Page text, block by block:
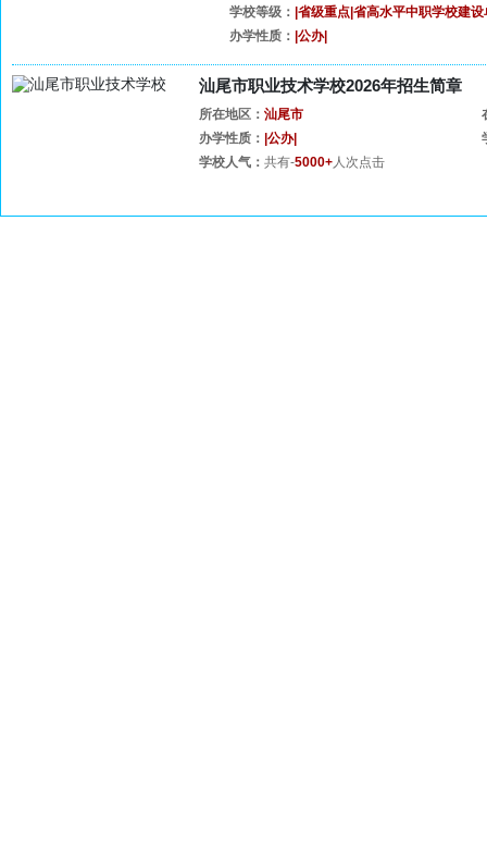
学校等级： |省级重点|省高水平中职学校建设
办学性质： |公办|
汕尾市职业技术学校2026年招生简章
所在地区： 汕尾市
办学性质： |公办|
学校人气： 共有-5000+人次点击